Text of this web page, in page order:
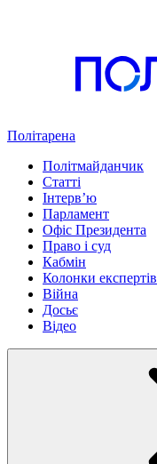
Політарена
Політмайданчик
Статті
Інтервʼю
Парламент
Офіс Президента
Право і суд
Кабмін
Колонки експертів
Війна
Досьє
Відео